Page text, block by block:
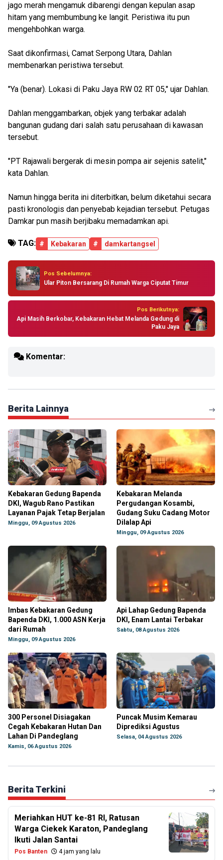
jago merah mengamuk dibarengi dengan kepulan asap
hitam yang membumbung ke langit. Peristiwa itu pun
mengehbohkan warga.
Saat dikonfirmasi, Camat Serpong Utara, Dahlan
membenarkan peristiwa tersebut.
"Ya (benar). Lokasi di Paku Jaya RW 02 RT 05," ujar Dahlan.
Dahlan menggambarkan, objek yang terbakar adalah
bangunan gudang dari salah satu perusahaan di kawasan
tersebut.
"PT Rajawali bergerak di mesin pompa air sejenis satelit,"
kata Dahlan.
Namun hingga berita ini diterbitkan, belum diketahui secara
pasti kronologis dan penyebab kejadian tersebut. Petugas
Damkar pun masih berjibaku memadamkan api.
TAG: # Kebakaran # damkartangsel
Pos Sebelumnya:
Ular Piton Bersarang Di Rumah Warga Ciputat Timur
Pos Berikutnya:
Api Masih Berkobar, Kebakaran Hebat Melanda Gedung di
Paku Jaya
Komentar:
Berita Lainnya
Kebakaran Gedung Bapenda
DKI, Wagub Rano Pastikan
Layanan Pajak Tetap Berjalan
Minggu, 09 Agustus 2026
Kebakaran Melanda
Pergudangan Kosambi,
Gudang Suku Cadang Motor
Dilalap Api
Minggu, 09 Agustus 2026
Imbas Kebakaran Gedung
Bapenda DKI, 1.000 ASN Kerja
dari Rumah
Minggu, 09 Agustus 2026
Api Lahap Gedung Bapenda
DKI, Enam Lantai Terbakar
Sabtu, 08 Agustus 2026
300 Personel Disiagakan
Cegah Kebakaran Hutan Dan
Lahan Di Pandeglang
Kamis, 06 Agustus 2026
Puncak Musim Kemarau
Diprediksi Agustus
Selasa, 04 Agustus 2026
Berita Terkini
Meriahkan HUT ke-81 RI, Ratusan
Warga Ciekek Karaton, Pandeglang
Ikuti Jalan Santai
Pos Banten 4 jam yang lalu